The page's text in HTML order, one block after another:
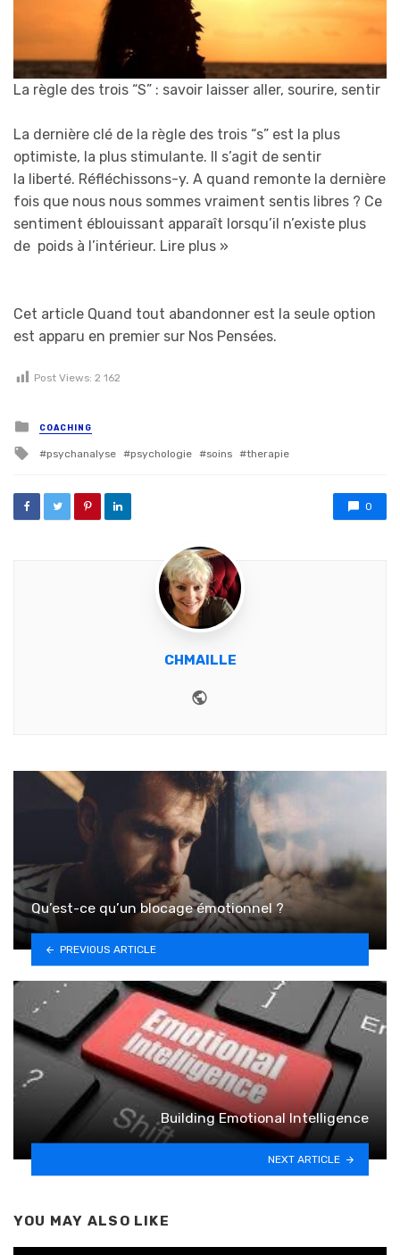
La règle des trois “S” : savoir laisser aller, sourire, sentir
La dernière clé de la règle des trois “s” est la plus
optimiste, la plus stimulante. Il s’agit de sentir
la liberté. Réfléchissons-y. A quand remonte la dernière
fois que nous nous sommes vraiment sentis libres ? Ce
sentiment éblouissant apparaît lorsqu’il n’existe plus
de poids à l’intérieur. Lire plus »
Cet article Quand tout abandonner est la seule option
est apparu en premier sur Nos Pensées.
Post Views: 2 162
Posted in
COACHING
Tagged with
psychanalyse psychologie soins therapie
0
CHMAILLE
Qu’est-ce qu’un blocage émotionnel ?
PREVIOUS ARTICLE
Building Emotional Intelligence
NEXT ARTICLE
YOU MAY ALSO LIKE